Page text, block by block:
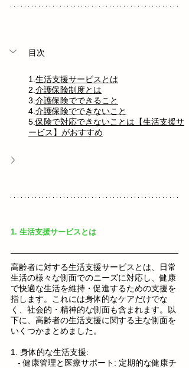
目次
1.生活支援サービスとは
2.介護保険制度とは
3.介護保険でできること
4.介護保険でできないこと
5.保険で対応できないことは【生活支援サ
ービス】がおすすめ
1. 生活支援サービスとは
高齢者に対する生活支援サービスとは、日常
生活の様々な側面でのニーズに対応し、健康
で快適な生活を維持・促進するための支援を
指します。これには身体的なケアだけでな
く、社会的・精神的な側面も含まれます。以
下に、高齢者の生活支援に関する主な側面を
いくつかまとめました。
1. 身体的な生活支援: